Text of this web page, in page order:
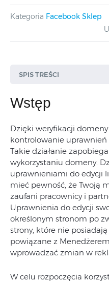
Kategoria Facebook Sklep
SPIS TREŚCI
Wstęp
Dzięki weryfikacji
kontrolowanie uprawnień
Takie działanie
wykorzystaniu domeny.
uprawnieniami do edycji
mieć pewność, że Twoją
zaufani pracownicy i
Uprawnienia do edycji
określonym stronom po
strony, które nie
powiązane z
wprowadzać zmian w
W celu rozpoczęcia